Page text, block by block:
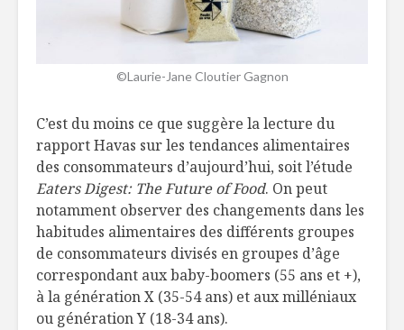
©Laurie-Jane Cloutier Gagnon
C’est du moins ce que suggère la lecture du
rapport Havas sur les tendances alimentaires
des consommateurs d’aujourd’hui, soit l’étude
Eaters Digest: The Future of Food. On peut
notamment observer des changements dans les
habitudes alimentaires des différents groupes
de consommateurs divisés en groupes d’âge
correspondant aux baby-boomers (55 ans et +),
à la génération X (35-54 ans) et aux milléniaux
ou génération Y (18-34 ans).